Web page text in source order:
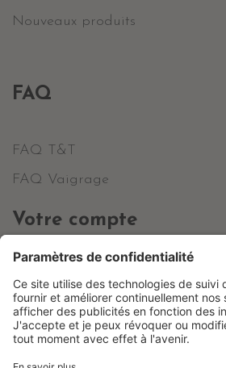
Nouveaux produits
FAQ
FAQ T&T
FAQ Vaigrage
Votre compte
Informations personnelles
Commandes
Avoirs
Adresses